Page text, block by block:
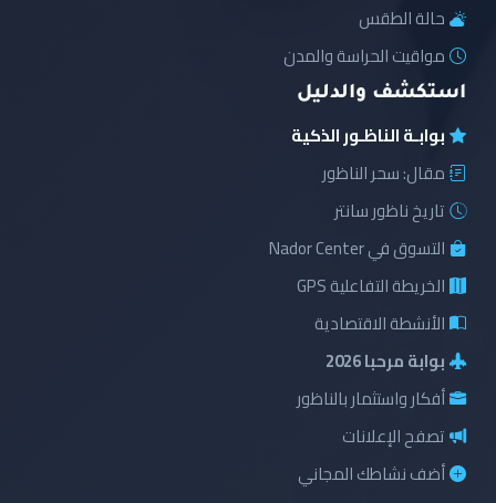
حالة الطقس
مواقيت الحراسة والمدن
استكشف والدليل
بوابـة الناظـور الذكية
مقال: سحر الناظور
تاريخ ناظور سانتر
التسوق في Nador Center
الخريطة التفاعلية GPS
الأنشطة الاقتصادية
بوابة مرحبا 2026
أفكار واستثمار بالناظور
تصفح الإعلانات
أضف نشاطك المجاني